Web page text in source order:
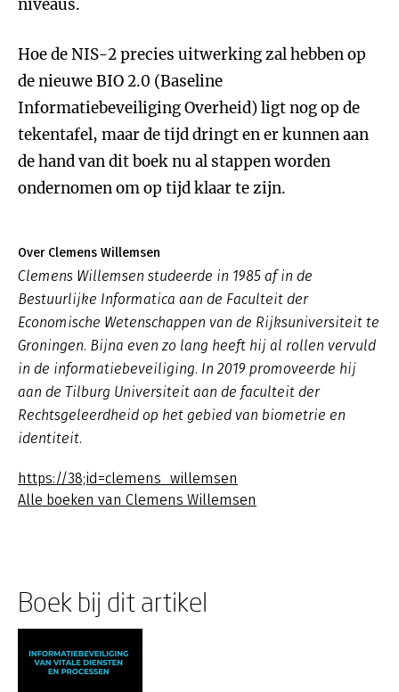
niveaus.
Hoe de NIS-2 precies uitwerking zal hebben op
de nieuwe BIO 2.0 (Baseline
Informatiebeveiliging Overheid) ligt nog op de
tekentafel, maar de tijd dringt en er kunnen aan
de hand van dit boek nu al stappen worden
ondernomen om op tijd klaar te zijn.
Over Clemens Willemsen
Clemens Willemsen studeerde in 1985 af in de
Bestuurlijke Informatica aan de Faculteit der
Economische Wetenschappen van de Rijksuniversiteit te
Groningen. Bijna even zo lang heeft hij al rollen vervuld
in de informatiebeveiliging. In 2019 promoveerde hij
aan de Tilburg Universiteit aan de faculteit der
Rechtsgeleerdheid op het gebied van biometrie en
identiteit.
https://38;id=clemens_willemsen
Alle boeken van Clemens Willemsen
Boek bij dit artikel